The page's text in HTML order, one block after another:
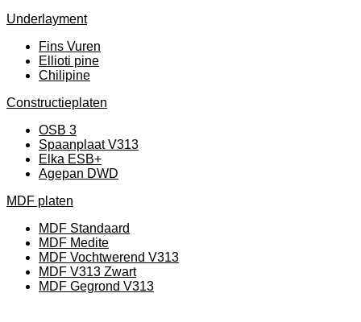
Underlayment
Fins Vuren
Ellioti pine
Chilipine
Constructieplaten
OSB 3
Spaanplaat V313
Elka ESB+
Agepan DWD
MDF platen
MDF Standaard
MDF Medite
MDF Vochtwerend V313
MDF V313 Zwart
MDF Gegrond V313